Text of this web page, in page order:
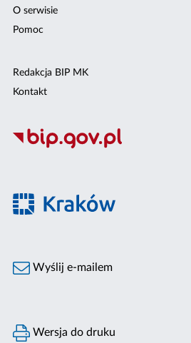
O serwisie
Pomoc
Redakcja BIP MK
Kontakt
Wyślij e-mailem
Wersja do druku